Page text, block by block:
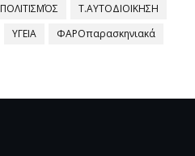
ΠΟΛΙΤΙΣΜΌΣ
Τ.ΑΥΤΟΔΙΟΙΚΗΣΗ
ΥΓΕΙΑ
ΦΑΡΟπαρασκηνιακά